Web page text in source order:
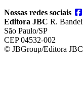
Nossas redes sociais
Editora JBC R.
São Paulo/SP
CEP 04532-002
© JBGroup/Editora JBC